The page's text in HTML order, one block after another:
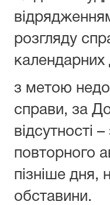
розгляду
календарних
з метою
справи, за
відсутності
повторного
пізніше дня,
обставини.